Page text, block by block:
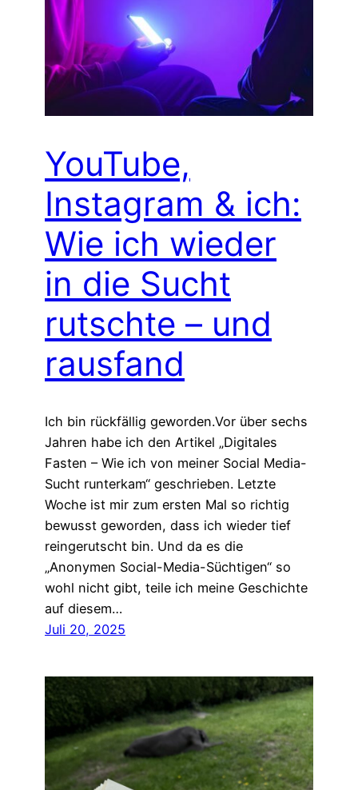
YouTube,
Instagram & ich:
Wie ich wieder
in die Sucht
rutschte – und
rausfand
Ich bin rückfällig geworden.Vor über sechs
Jahren habe ich den Artikel „Digitales
Fasten – Wie ich von meiner Social Media-
Sucht runterkam“ geschrieben. Letzte
Woche ist mir zum ersten Mal so richtig
bewusst geworden, dass ich wieder tief
reingerutscht bin. Und da es die
„Anonymen Social-Media-Süchtigen“ so
wohl nicht gibt, teile ich meine Geschichte
auf diesem…
Juli 20, 2025